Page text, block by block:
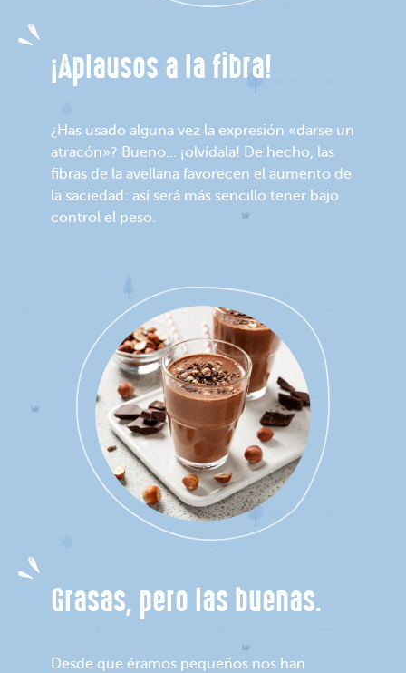
¡Aplausos a la fibra!
¿Has usado alguna vez la expresión «darse un
atracón»? Bueno... ¡olvídala! De hecho, las
fibras de la avellana favorecen el aumento de
la saciedad: así será más sencillo tener bajo
control el peso.
Grasas, pero las buenas.
Desde que éramos pequeños nos han